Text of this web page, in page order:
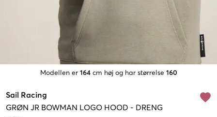
Modellen er 164 cm høj og har størrelse 160
Sail Racing
GRØN JR BOWMAN LOGO HOOD - DRENG